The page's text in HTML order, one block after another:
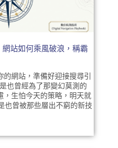
站如何乘風破浪，稱霸
的網站，準備好迎接搜尋引
也曾經為了那變幻莫測的
，生怕今天的策略，明天就
也曾被那些層出不窮的新技